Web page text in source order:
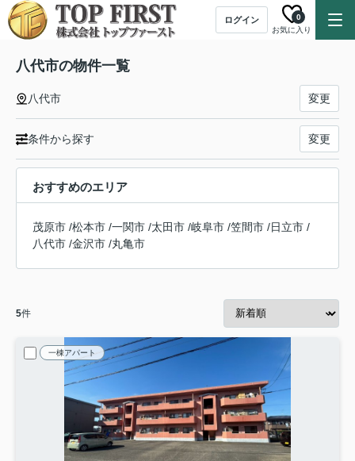
ログイン
お気に入り
0
八代市の物件一覧
八代市 変更
条件から探す 変更
おすすめのエリア
茂原市 /松本市 /一関市 /太田市 /岐阜市 /笠間市 /日立市 /
八代市 /金沢市 /丸亀市
5件
一棟アパート